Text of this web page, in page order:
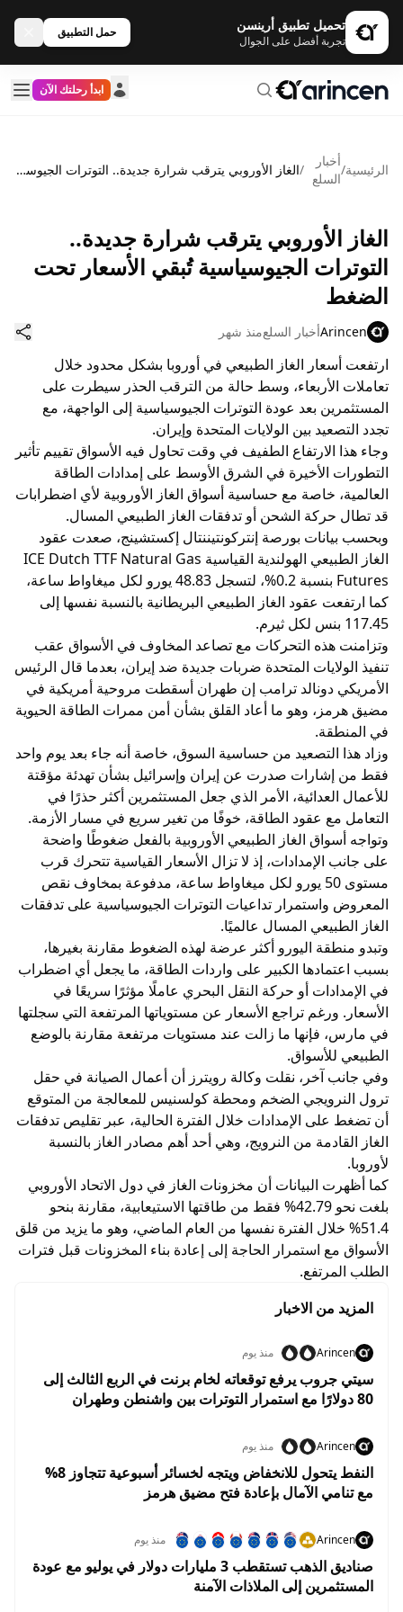
تحميل تطبيق أرينسن
تجربة أفضل على الجوال
حمل التطبيق
ابدأ رحلتك الآن
الرئيسية/
أخبار
السلع
/ الغاز الأوروبي يترقب شرارة جديدة.. التوترات الجيوسياسية تُبقي الأسعار تحت الضغط
الغاز الأوروبي يترقب شرارة جديدة..
التوترات الجيوسياسية تُبقي الأسعار تحت
الضغط
Arincenأخبار السلعمنذ شهر
ارتفعت أسعار الغاز الطبيعي في أوروبا بشكل محدود خلال
تعاملات الأربعاء، وسط حالة من الترقب الحذر سيطرت على
المستثمرين بعد عودة التوترات الجيوسياسية إلى الواجهة، مع
تجدد التصعيد بين الولايات المتحدة وإيران.
وجاء هذا الارتفاع الطفيف في وقت تحاول فيه الأسواق تقييم تأثير
التطورات الأخيرة في الشرق الأوسط على إمدادات الطاقة
العالمية، خاصة مع حساسية أسواق الغاز الأوروبية لأي اضطرابات
قد تطال حركة الشحن أو تدفقات الغاز الطبيعي المسال.
وبحسب بيانات بورصة إنتركونتيننتال إكستشينج، صعدت عقود
الغاز الطبيعي الهولندية القياسية ICE Dutch TTF Natural Gas
Futures بنسبة 0.2%، لتسجل 48.83 يورو لكل ميغاواط ساعة،
كما ارتفعت عقود الغاز الطبيعي البريطانية بالنسبة نفسها إلى
117.45 بنس لكل ثيرم.
وتزامنت هذه التحركات مع تصاعد المخاوف في الأسواق عقب
تنفيذ الولايات المتحدة ضربات جديدة ضد إيران، بعدما قال الرئيس
الأمريكي دونالد ترامب إن طهران أسقطت مروحية أمريكية في
مضيق هرمز، وهو ما أعاد القلق بشأن أمن ممرات الطاقة الحيوية
في المنطقة.
وزاد هذا التصعيد من حساسية السوق، خاصة أنه جاء بعد يوم واحد
فقط من إشارات صدرت عن إيران وإسرائيل بشأن تهدئة مؤقتة
للأعمال العدائية، الأمر الذي جعل المستثمرين أكثر حذرًا في
التعامل مع عقود الطاقة، خوفًا من تغير سريع في مسار الأزمة.
وتواجه أسواق الغاز الطبيعي الأوروبية بالفعل ضغوطًا واضحة
على جانب الإمدادات، إذ لا تزال الأسعار القياسية تتحرك قرب
مستوى 50 يورو لكل ميغاواط ساعة، مدفوعة بمخاوف نقص
المعروض واستمرار تداعيات التوترات الجيوسياسية على تدفقات
الغاز الطبيعي المسال عالميًا.
وتبدو منطقة اليورو أكثر عرضة لهذه الضغوط مقارنة بغيرها،
بسبب اعتمادها الكبير على واردات الطاقة، ما يجعل أي اضطراب
في الإمدادات أو حركة النقل البحري عاملًا مؤثرًا سريعًا في
الأسعار. ورغم تراجع الأسعار عن مستوياتها المرتفعة التي سجلتها
في مارس، فإنها ما زالت عند مستويات مرتفعة مقارنة بالوضع
الطبيعي للأسواق.
وفي جانب آخر، نقلت وكالة رويترز أن أعمال الصيانة في حقل
ترول النرويجي الضخم ومحطة كولسنيس للمعالجة من المتوقع
أن تضغط على الإمدادات خلال الفترة الحالية، عبر تقليص تدفقات
الغاز القادمة من النرويج، وهي أحد أهم مصادر الغاز بالنسبة
لأوروبا.
كما أظهرت البيانات أن مخزونات الغاز في دول الاتحاد الأوروبي
بلغت نحو 42.79% فقط من طاقتها الاستيعابية، مقارنة بنحو
51.4% خلال الفترة نفسها من العام الماضي، وهو ما يزيد من قلق
الأسواق مع استمرار الحاجة إلى إعادة بناء المخزونات قبل فترات
الطلب المرتفع.
المزيد من الاخبار
Arincen منذ يوم
سيتي جروب يرفع توقعاته لخام برنت في الربع الثالث إلى
80 دولارًا مع استمرار التوترات بين واشنطن وطهران
Arincen منذ يوم
النفط يتحول للانخفاض ويتجه لخسائر أسبوعية تتجاوز 8%
مع تنامي الآمال بإعادة فتح مضيق هرمز
Arincen منذ يوم
صناديق الذهب تستقطب 3 مليارات دولار في يوليو مع عودة
المستثمرين إلى الملاذات الآمنة